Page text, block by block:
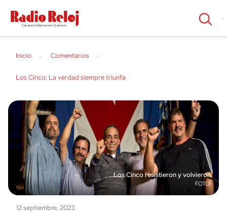
cerrar
Inicio Comentarios
Los Cinco: La verdad siempre triunfa
Los Cinco resistieron y volvieron
12 septiembre, 2023